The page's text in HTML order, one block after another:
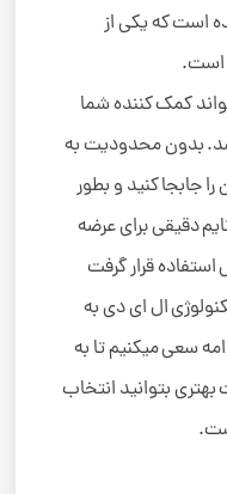
است که یکی از
است.
کمک کننده شما
بدون محدودیت به
جابجا کنید و بطور
دقیقی برای عرضه
استفاده قرار گرفت
ال ای دی به
سعی میکنیم تا به
بهتری بتوانید انتخاب